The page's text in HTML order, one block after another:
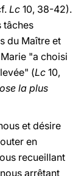
Lc 10, 38-42).
tâches
du Maître et
"a choisi
(Lc 10,
la plus
et désire
en
recueillant
arrêtant